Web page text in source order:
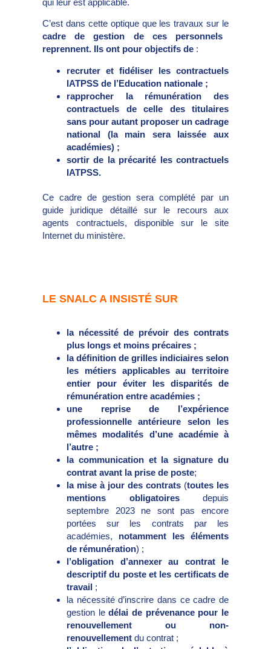
C’est dans cette optique que les travaux sur le
cadre de gestion de ces personnels
reprennent. Ils ont pour objectifs de :
recruter et fidéliser les contractuels
IATPSS de l’Education nationale ;
rapprocher la rémunération des
contractuels de celle des titulaires
sans pour autant proposer un cadrage
national (la main sera laissée aux
académies) ;
sortir de la précarité les contractuels
IATPSS.
Ce cadre de gestion sera complété par un
guide juridique détaillé sur le recours aux
agents contractuels, disponible sur le site
Internet du ministère.
LE SNALC A INSISTÉ SUR
la nécessité de prévoir des contrats
plus longs et moins précaires ;
la définition de grilles indiciaires selon
les métiers applicables au territoire
entier pour éviter les disparités de
rémunération entre académies ;
une reprise de l’expérience
professionnelle antérieure selon les
mêmes modalités d’une académie à
l’autre ;
la communication et la signature du
contrat avant la prise de poste;
la mise à jour des contrats (toutes les
mentions obligatoiresdepuis
septembre 2023 ne sont pas encore
portées sur les contrats par les
académies, notamment les éléments
de rémunération) ;
l’obligation d’annexer au contrat le
descriptif du poste et les certificats de
travail ;
la nécessité d’inscrire dans ce cadre de
gestion ledélai de prévenance pour le
renouvellement ou non-
renouvellement du contrat ;